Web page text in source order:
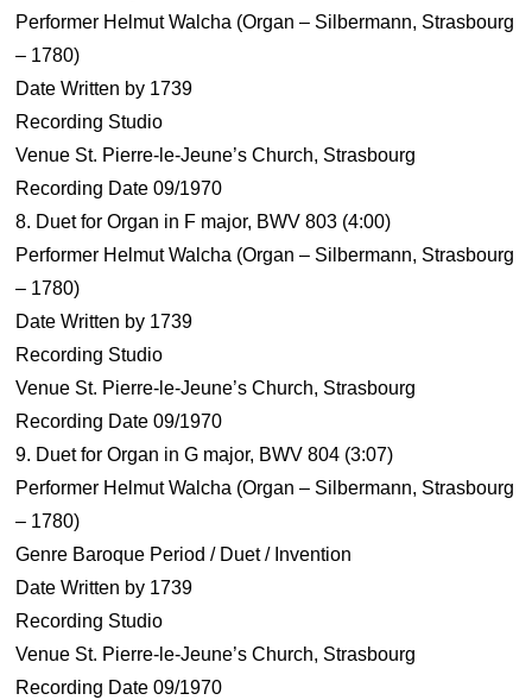
Performer Helmut Walcha (Organ – Silbermann, Strasbourg
– 1780)
Date Written by 1739
Recording Studio
Venue St. Pierre-le-Jeune’s Church, Strasbourg
Recording Date 09/1970
8. Duet for Organ in F major, BWV 803 (4:00)
Performer Helmut Walcha (Organ – Silbermann, Strasbourg
– 1780)
Date Written by 1739
Recording Studio
Venue St. Pierre-le-Jeune’s Church, Strasbourg
Recording Date 09/1970
9. Duet for Organ in G major, BWV 804 (3:07)
Performer Helmut Walcha (Organ – Silbermann, Strasbourg
– 1780)
Genre Baroque Period / Duet / Invention
Date Written by 1739
Recording Studio
Venue St. Pierre-le-Jeune’s Church, Strasbourg
Recording Date 09/1970